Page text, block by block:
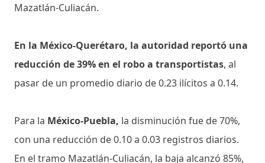
Mazatlán-Culiacán.
En la México-Querétaro, la autoridad reportó una
reducción de 39% en el robo a transportistas, al
pasar de un promedio diario de 0.23 ilícitos a 0.14.
Para la México-Puebla, la disminución fue de 70%,
con una reducción de 0.10 a 0.03 registros diarios.
En el tramo Mazatlán-Culiacán, la baja alcanzó 85%,